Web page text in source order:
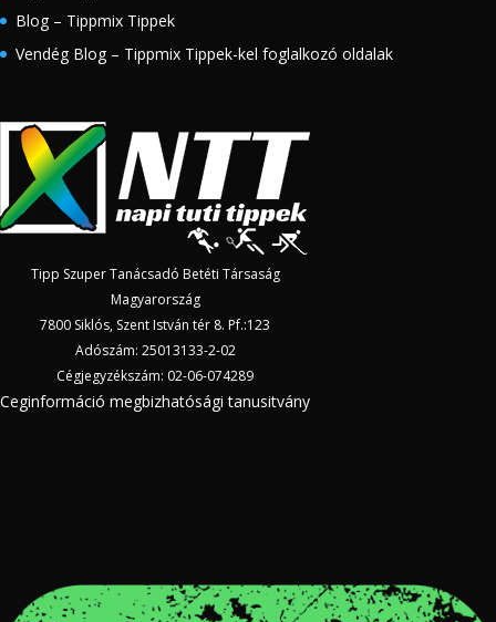
Blog – Tippmix Tippek
Vendég Blog – Tippmix Tippek-kel foglalkozó oldalak
Tipp Szuper Tanácsadó Betéti Társaság
Magyarország
7800 Siklós, Szent István tér 8. Pf.:123
Adószám: 25013133-2-02
Cégjegyzékszám: 02-06-074289
Ceginformáció megbizhatósági tanusitvány